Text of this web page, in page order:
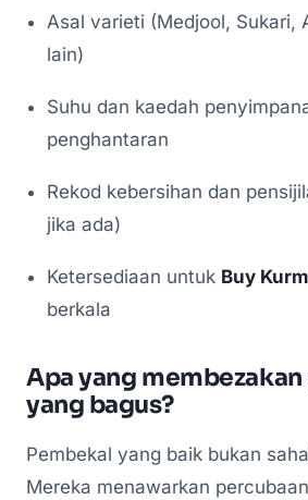
Asal varieti (Medjool, Sukari,
lain)
Suhu dan kaedah
penghantaran
Rekod kebersihan dan
jika ada)
Ketersediaan untuk Buy
berkala
Apa yang
yang bagus?
Pembekal yang baik bukan
Mereka menawarkan